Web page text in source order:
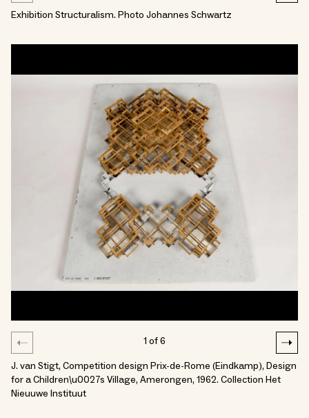
Exhibition Structuralism. Photo Johannes Schwartz
1 of6
J. van Stigt, Competition design Prix-de-Rome (Eindkamp), Design
for a Children\u0027s Village, Amerongen, 1962. Collection Het
Nieuuwe Instituut